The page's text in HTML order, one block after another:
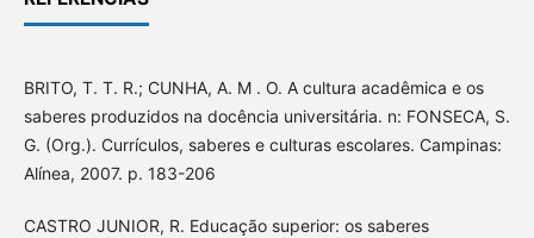
BRITO, T. T. R.; CUNHA, A. M . O. A cultura acadêmica e os
saberes produzidos na docência universitária. n: FONSECA, S.
G. (Org.). Currículos, saberes e culturas escolares. Campinas:
Alínea, 2007. p. 183-206
CASTRO JUNIOR, R. Educação superior: os saberes